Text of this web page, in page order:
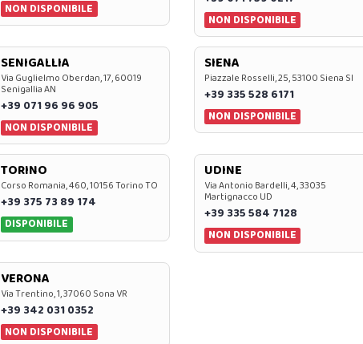
NON DISPONIBILE
NON DISPONIBILE
SENIGALLIA
Via Guglielmo Oberdan, 17, 60019
Senigallia AN
+39 071 96 96 905
NON DISPONIBILE
SIENA
Piazzale Rosselli, 25, 53100 Siena SI
+39 335 528 6171
NON DISPONIBILE
TORINO
Corso Romania, 460, 10156 Torino TO
+39 375 73 89 174
DISPONIBILE
UDINE
Via Antonio Bardelli, 4, 33035
Martignacco UD
+39 335 584 7128
NON DISPONIBILE
VERONA
Via Trentino, 1, 37060 Sona VR
+39 342 031 0352
NON DISPONIBILE